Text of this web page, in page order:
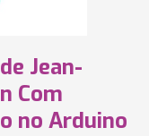
Jean-
Com
no Arduino